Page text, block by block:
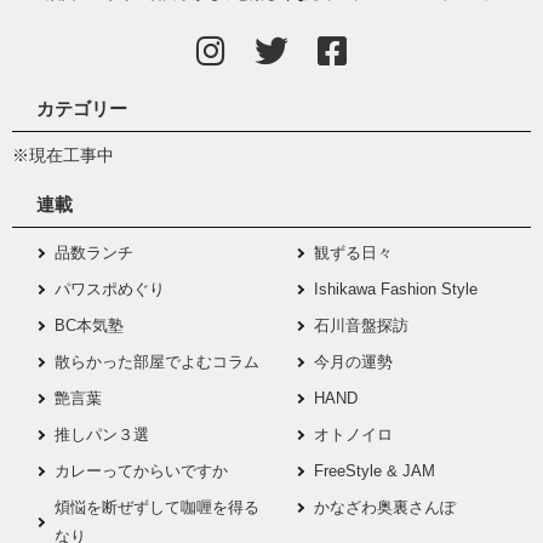
カテゴリー
※現在工事中
連載
品数ランチ
観ずる日々
パワスポめぐり
Ishikawa Fashion Style
BC本気塾
石川音盤探訪
散らかった部屋でよむコラム
今月の運勢
艶言葉
HAND
推しパン３選
オトノイロ
カレーってからいですか
FreeStyle & JAM
煩悩を断ぜずして咖喱を得る
なり
かなざわ奥裏さんぽ